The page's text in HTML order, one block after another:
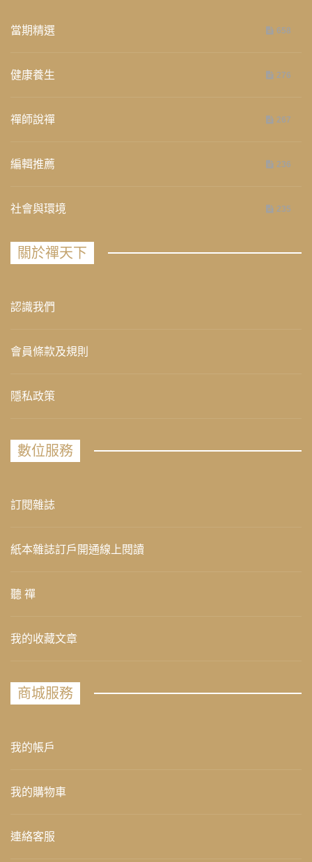
當期精選 658
健康養生 276
禪師說禪 267
編輯推薦 236
社會與環境 235
關於禪天下
認識我們
會員條款及規則
隱私政策
數位服務
訂閱雜誌
紙本雜誌訂戶開通線上閱讀
聽 禪
我的收藏文章
商城服務
我的帳戶
我的購物車
連絡客服